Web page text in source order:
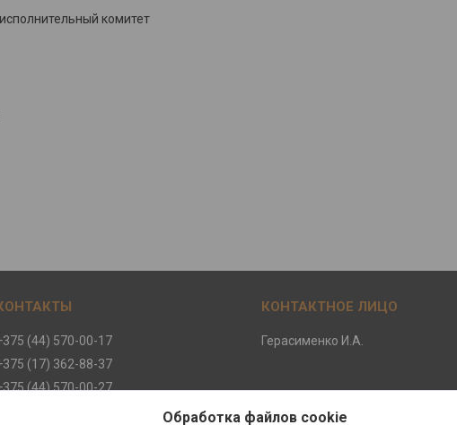
комитет
(44) 570-00-17
(17) 362-88-37
(44) 570-00-27
Герасименко И.А.
Обработка файлов cookie